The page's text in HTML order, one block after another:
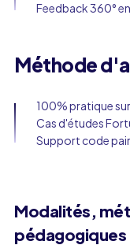
Feedback 360°
Méthode
100% pratique
Cas d'études
Support code
Modalités,
pédagogiques